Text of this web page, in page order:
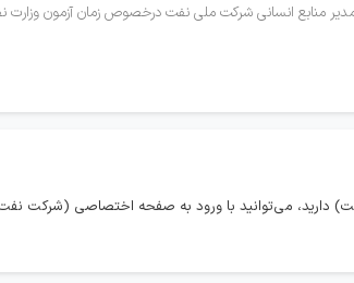
منابع انسانی شرکت ملی نفت درخصوص زمان آزمون وزارت
دارید، می‌توانید با ورود به صفحه اختصاصی (شرکت